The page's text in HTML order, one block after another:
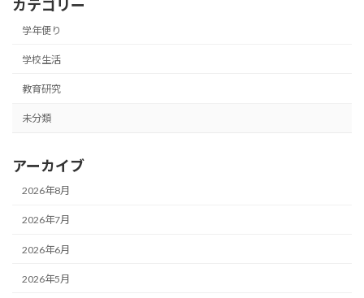
カテゴリー
学年便り
学校生活
教育研究
未分類
アーカイブ
2026年8月
2026年7月
2026年6月
2026年5月